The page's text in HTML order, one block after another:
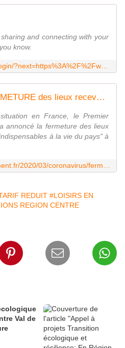
and connecting with your
know.
CORONAVIRUS / FERMETURE des lieux recevant du public : regardez et lisez la DÉCLARATION d'Edouard PHILIPPE - VIVRE AUTREMENT VOS LOISIRS avec Clodelle
en France, le Premier
annoncé la fermeture des lieux
à la vie du pays" à
REDUIT #LOISIRS EN
REGION CENTRE
Val de